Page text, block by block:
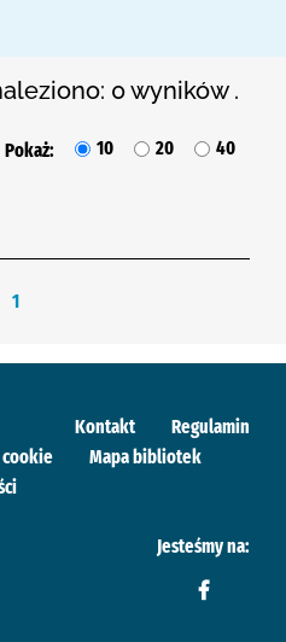
0 wyników .
Pokaż: 10 20 40
1
Kontakt
Regulamin
Mapa bibliotek
Jesteśmy na: